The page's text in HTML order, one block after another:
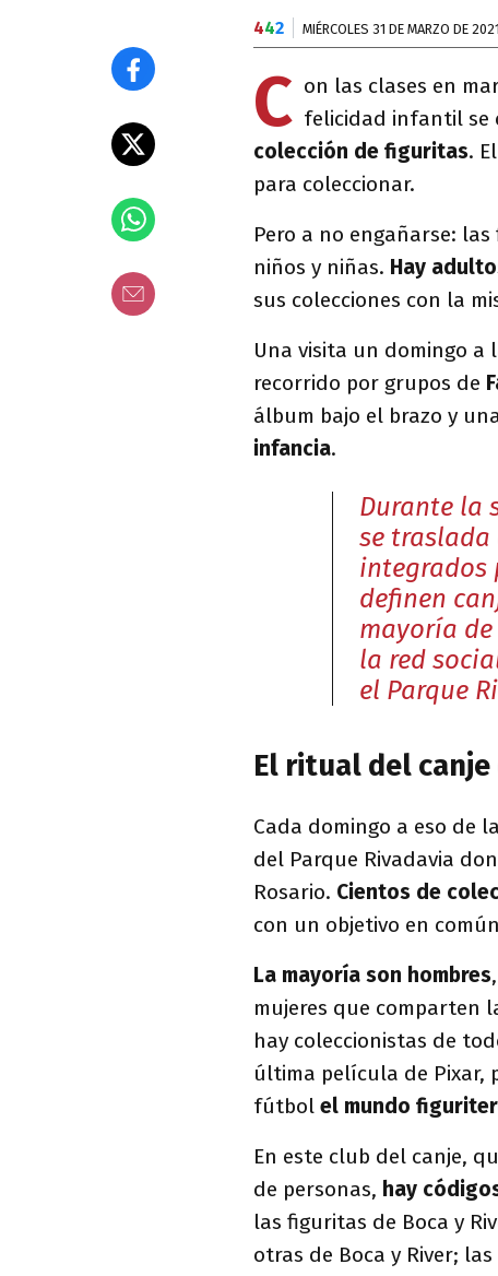
442 MIÉRCOLES 31 DE MARZO DE 2021
C on las clases en
felicidad infantil se
colección de figuritas.
para coleccionar.
Pero a no engañarse:
niños y niñas. Hay
sus colecciones con la
Una visita un domingo a
recorrido por grupos de
álbum bajo el brazo y
infancia.
Durante la
se traslada
integrados
definen
mayoría de
la red
el Parque
El ritual del canje
Cada domingo a eso de
del Parque Rivadavia
Rosario. Cientos de
con un objetivo en
La mayoría son hombres
mujeres que comparten
hay coleccionistas de
última película de Pixar,
fútbol el mundo
En este club del canje,
de personas, hay
las figuritas de Boca y
otras de Boca y River;